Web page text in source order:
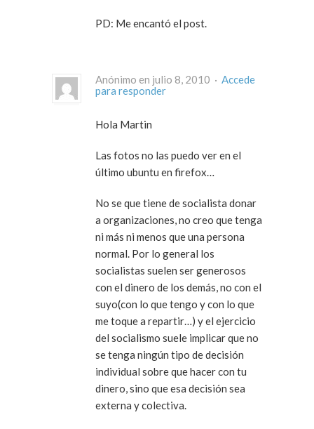
PD: Me encantó el post.
Anónimo en julio 8, 2010 · Accede
para responder
Hola Martin
Las fotos no las puedo ver en el
último ubuntu en firefox…
No se que tiene de socialista donar
a organizaciones, no creo que tenga
ni más ni menos que una persona
normal. Por lo general los
socialistas suelen ser generosos
con el dinero de los demás, no con el
suyo(con lo que tengo y con lo que
me toque a repartir…) y el ejercicio
del socialismo suele implicar que no
se tenga ningún tipo de decisión
individual sobre que hacer con tu
dinero, sino que esa decisión sea
externa y colectiva.